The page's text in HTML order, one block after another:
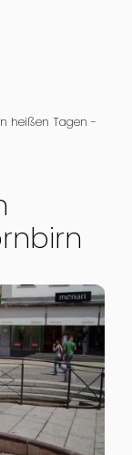
heißen Tagen -